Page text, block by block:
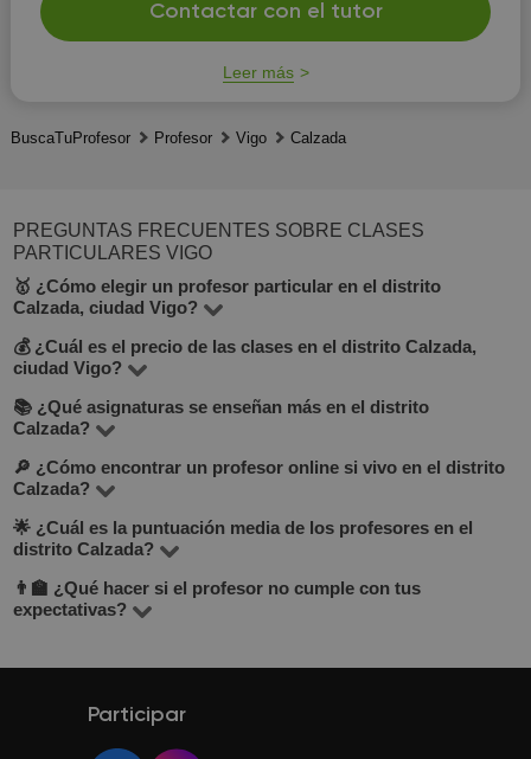
Contactar con el tutor
Leer más
BuscaTuProfesor Profesor Vigo Calzada
PREGUNTAS FRECUENTES SOBRE CLASES
PARTICULARES VIGO
🥇 ¿Cómo elegir un profesor particular en el distrito
Calzada, ciudad Vigo?
En BuscaTuProfesor puedes encontrar 10 profesores en
el distrito Calzada, que enseñan más de 28 materias.
Mira la tarifa por hora, experiencia, opiniones, formación
botón "Contactar con el tutor").
💰 ¿Cuál es el precio de las clases en el distrito Calzada,
ciudad Vigo?
El precio varía entre 10 y 30 €/hora, según la materia, la
experiencia del profesor y el formato (en línea o
presencial).
📚 ¿Qué asignaturas se enseñan más en el distrito
Calzada?
Entre las materias más populares: matemáticas, inglés,
lengua española, música, dibujo e informática. Consulta
la lista completa en la sección “Todos los profesores”.
🔎 ¿Cómo encontrar un profesor online si vivo en el distrito
Calzada?
Incluso si buscas un profesor cerca, considera las clases
online. En BuscaTuProfesor puedes filtrar por modalidad
a distancia. Las clases online son cómodas, flexibles y
🌟 ¿Cuál es la puntuación media de los profesores en el
distrito Calzada?
La puntuación media es de 4.8 sobre 5, basada en
opiniones reales de estudiantes. Puedes verlas en el
👨‍🏫 ¿Qué hacer si el profesor no cumple con tus
expectativas?
solicitar otro profesor y te ayudaremos a encontrar el
adecuado.
Participar